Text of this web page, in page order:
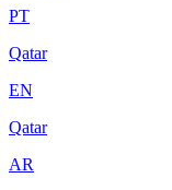
PT
Qatar
EN
Qatar
AR